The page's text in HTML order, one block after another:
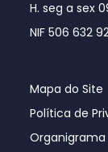
H. seg a sex
NIF 506 632
Mapa do Site
Política de
Organigrama